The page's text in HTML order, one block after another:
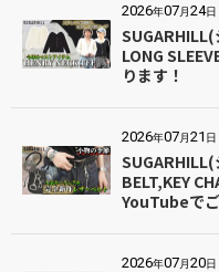
2026年07月24日
SUGARHILL(
LONG
ります！
2026年07月21 日
SUGARHILL(
BELT,KEY
YouTubeで
2026年07月20日